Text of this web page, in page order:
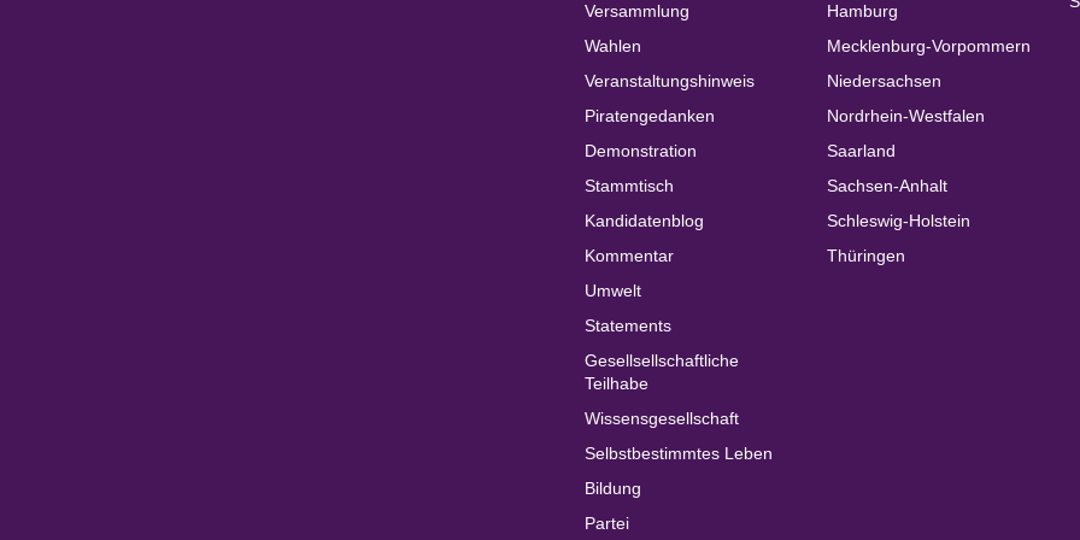
Versammlung
Wahlen
Veranstaltungshinweis
Piratengedanken
Demonstration
Stammtisch
Kandidatenblog
Kommentar
Umwelt
Statements
Gesellsellschaftliche
Teilhabe
Wissensgesellschaft
Selbstbestimmtes Leben
Bildung
Partei
Hamburg
Mecklenburg-Vorpommern
Niedersachsen
Nordrhein-Westfalen
Saarland
Sachsen-Anhalt
Schleswig-Holstein
Thüringen